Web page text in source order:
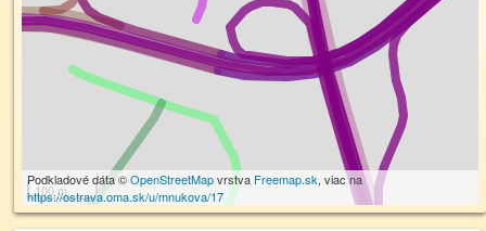
100 m
Podkladové dáta ©OpenStreetMapvrstva Freemap.sk, viac na
https://ostrava.oma.sk/u/mnukova/17